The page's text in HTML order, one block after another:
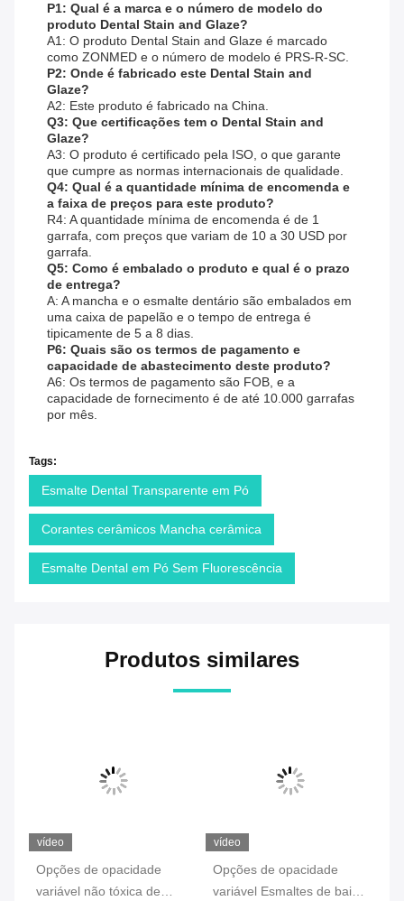
P1: Qual é a marca e o número de modelo do
produto Dental Stain and Glaze?
A1: O produto Dental Stain and Glaze é marcado
como ZONMED e o número de modelo é PRS-R-SC.
P2: Onde é fabricado este Dental Stain and
Glaze?
A2: Este produto é fabricado na China.
Q3: Que certificações tem o Dental Stain and
Glaze?
A3: O produto é certificado pela ISO, o que garante
que cumpre as normas internacionais de qualidade.
Q4: Qual é a quantidade mínima de encomenda e
a faixa de preços para este produto?
R4: A quantidade mínima de encomenda é de 1
garrafa, com preços que variam de 10 a 30 USD por
garrafa.
Q5: Como é embalado o produto e qual é o prazo
de entrega?
A: A mancha e o esmalte dentário são embalados em
uma caixa de papelão e o tempo de entrega é
tipicamente de 5 a 8 dias.
P6: Quais são os termos de pagamento e
capacidade de abastecimento deste produto?
A6: Os termos de pagamento são FOB, e a
capacidade de fornecimento é de até 10.000 garrafas
por mês.
Tags:
Esmalte Dental Transparente em Pó
Corantes cerâmicos Mancha cerâmica
Esmalte Dental em Pó Sem Fluorescência
Produtos similares
vídeo
Opções de opacidade
variável não tóxica de
vídeo
Opções de opacidade
variável Esmaltes de baixo